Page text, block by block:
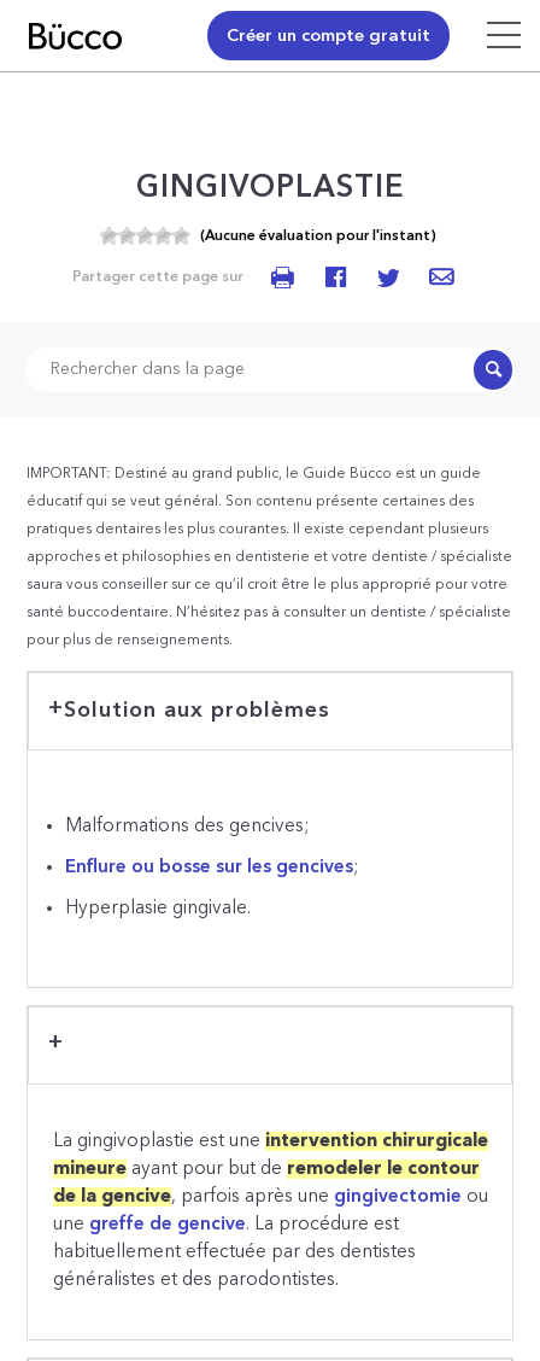
Créer un compte gratuit
GINGIVOPLASTIE
(Aucune évaluation pour l'instant)
Partager cette page sur
IMPORTANT: Destiné au grand public, le Guide Bücco est un guide
éducatif qui se veut général. Son contenu présente certaines des
pratiques dentaires les plus courantes. Il existe cependant plusieurs
approches et philosophies en dentisterie et votre dentiste / spécialiste
saura vous conseiller sur ce qu’il croit être le plus approprié pour votre
santé buccodentaire. N’hésitez pas à consulter un dentiste / spécialiste
pour plus de renseignements.
Solution aux problèmes
Malformations des gencives;
Enflure ou bosse sur les gencives;
Hyperplasie gingivale.
La gingivoplastie est une intervention chirurgicale
mineure ayant pour but de remodeler le contour
de la gencive, parfois après une gingivectomie ou
une greffe de gencive. La procédure est
habituellement effectuée par des dentistes
généralistes et des parodontistes.